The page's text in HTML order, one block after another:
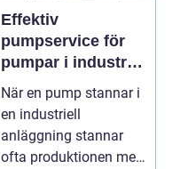
Effektiv
pumpservice för
pumpar i industrin
– så undviker du
kostsamma
driftstopp
När en pump stannar i
en industriell
anläggning stannar
ofta produktionen med